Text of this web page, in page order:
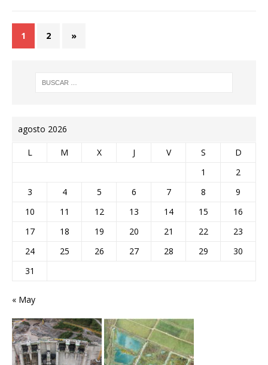
1 2 »
agosto 2026
L M X J V S
D
1
2
3
4 5 6 7 8
9
10
11 12 13 14 15
16
17
18 19 20 21 22
23
24
25 26 27 28 29
30
31
« May